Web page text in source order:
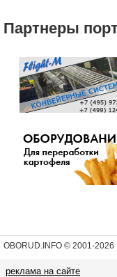
Партнеры
OBORUD.INFO © 2001-2026
реклама на сайте